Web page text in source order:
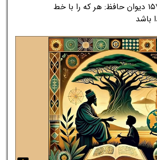
غزل شماره‌ی ۱۵۷ دیوان حافظ: هر که را با خط
باشد